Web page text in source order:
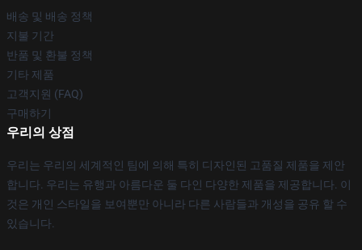
배송 및 배송 정책
지불 기간
반품 및 환불 정책
기타 제품
고객지원 (FAQ)
구매하기
우리의 상점
우리는 우리의 세계적인 팀에 의해 특히 디자인된 고품질 제품을 제안
합니다. 우리는 유행과 아름다운 둘 다인 다양한 제품을 제공합니다. 이
것은 개인 스타일을 보여뿐만 아니라 다른 사람들과 개성을 공유 할 수
있습니다.